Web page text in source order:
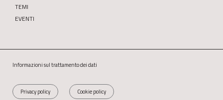
TEMI
EVENTI
Informazioni sul trattamento dei dati
Privacy policy Cookie policy